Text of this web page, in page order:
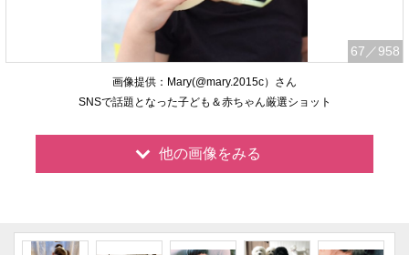
67 ／958
画像提供：Mary(@mary.2015c）さん
SNSで話題となった子ども＆赤ちゃん厳選ショット
他の画像をみる